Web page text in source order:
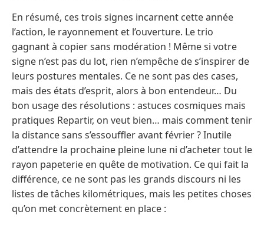
En résumé, ces trois signes incarnent cette année
l’action, le rayonnement et l’ouverture. Le trio
gagnant à copier sans modération ! Même si votre
signe n’est pas du lot, rien n’empêche de s’inspirer de
leurs postures mentales. Ce ne sont pas des cases,
mais des états d’esprit, alors à bon entendeur… Du
bon usage des résolutions : astuces cosmiques mais
pratiques Repartir, on veut bien… mais comment tenir
la distance sans s’essouffler avant février ? Inutile
d’attendre la prochaine pleine lune ni d’acheter tout le
rayon papeterie en quête de motivation. Ce qui fait la
différence, ce ne sont pas les grands discours ni les
listes de tâches kilométriques, mais les petites choses
qu’on met concrètement en place :